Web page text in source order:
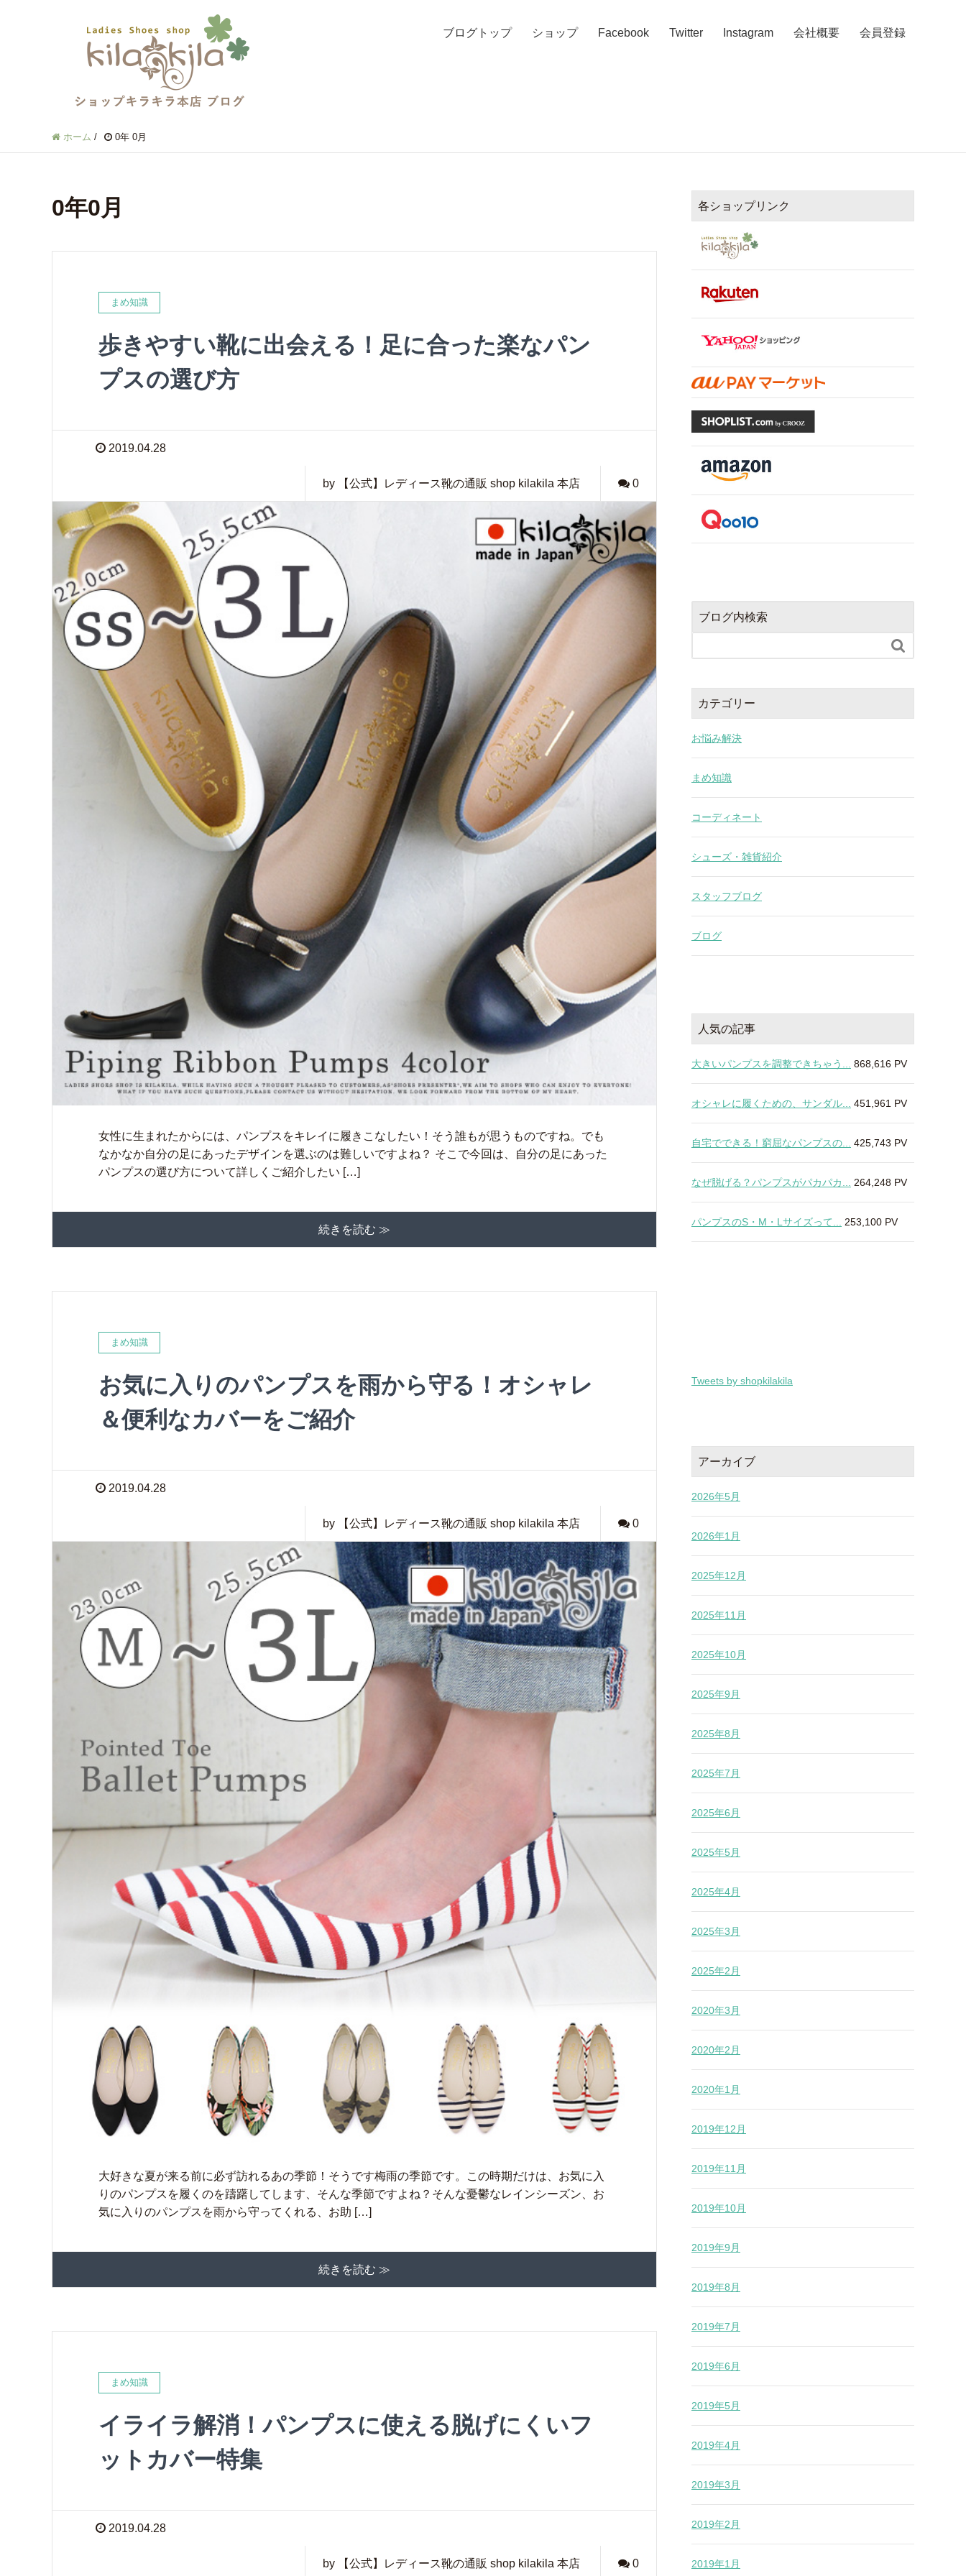
ブログトップ ショップ Facebook Twitter Instagram 会社概要 会員登録
ホーム / 0年 0月
0年0月
まめ知識
歩きやすい靴に出会える！足に合った楽なパン
プスの選び方
2019.04.28
by 【公式】レディース靴の通販 shop kilakila 本店 0
女性に生まれたからには、パンプスをキレイに履きこなしたい！そう誰もが思うものですね。でも
なかなか自分の足にあったデザインを選ぶのは難しいですよね？ そこで今回は、自分の足にあった
パンプスの選び方について詳しくご紹介したい […]
続きを読む ≫
まめ知識
お気に入りのパンプスを雨から守る！オシャレ
＆便利なカバーをご紹介
2019.04.28
by 【公式】レディース靴の通販 shop kilakila 本店 0
大好きな夏が来る前に必ず訪れるあの季節！そうです梅雨の季節です。この時期だけは、お気に入
りのパンプスを履くのを躊躇してします、そんな季節ですよね？そんな憂鬱なレインシーズン、お
気に入りのパンプスを雨から守ってくれる、お助 […]
続きを読む ≫
まめ知識
イライラ解消！パンプスに使える脱げにくいフ
ットカバー特集
2019.04.28
by 【公式】レディース靴の通販 shop kilakila 本店 0
各ショップリンク
ブログ内検索

カテゴリー
お悩み解決
まめ知識
コーディネート
シューズ・雑貨紹介
スタッフブログ
ブログ
人気の記事
大きいパンプスを調整できちゃう... 868,616 PV
オシャレに履くための、サンダル... 451,961 PV
自宅でできる！窮屈なパンプスの... 425,743 PV
なぜ脱げる？パンプスがパカパカ... 264,248 PV
パンプスのS・M・Lサイズって... 253,100 PV
Tweets by shopkilakila
アーカイブ
2026年5月
2026年1月
2025年12月
2025年11月
2025年10月
2025年9月
2025年8月
2025年7月
2025年6月
2025年5月
2025年4月
2025年3月
2025年2月
2020年3月
2020年2月
2020年1月
2019年12月
2019年11月
2019年10月
2019年9月
2019年8月
2019年7月
2019年6月
2019年5月
2019年4月
2019年3月
2019年2月
2019年1月